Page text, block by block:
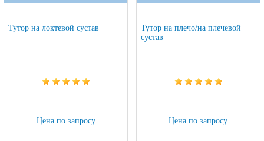
Тутор на локтевой сустав
Цена по запросу
Тутор на плечо/на плечевой
сустав
Цена по запросу